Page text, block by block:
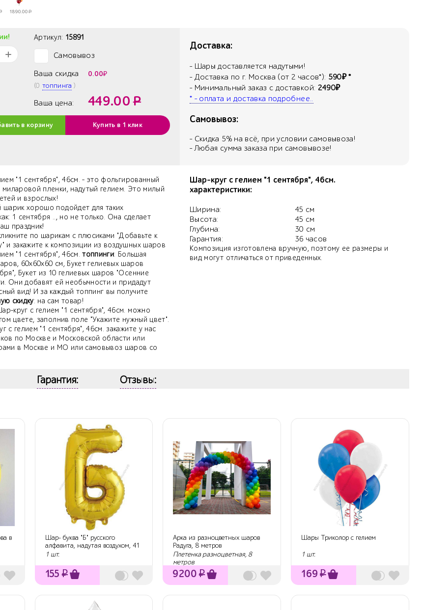
1890.00Р
Артикул: 15891
Самовывоз
Ваша скидка 0.00₽
(0 топпинга )
Ваша цена: 449.00 Р
в корзину Купить в 1 клик
Доставка:
- Шары доставляется надутыми!
- Доставка по г. Москва (от 2 часов*): 590₽ *
- Минимальный заказ с доставкой: 2490₽
* - оплата и доставка подробнее..
Самовывоз:
- Скидка 5% на всё, при условии самовывоза!
- Любая сумма заказа при самовывозе!
"1 сентября", 46см. - это фольгированный
пленки, надутый гелием. Это милый
и взрослых!
шарик хорошо подойдет для таких
1 сентября .., но не только. Она сделает
праздник!
по шарикам с плюсиками "Добавьте к
и закажите к композиции из воздушных шаров
"1 сентября", 46см.топпинги: Большая
60х60х60 см, Букет гелиевых шаров
Букет из 10 гелиевых шаров "Осенние
Они добавят ей необычности и придадут
вид! И за каждый топпинг вы получите
скидку: на сам товар!
круг с гелием "1 сентября", 46см. можно
цвете, заполнив поле "Укажите нужный цвет".
с гелием "1 сентября", 46см. закажите у нас
по Москве и Московской области или
в Москве и МО или самовывоз шаров со
Шар-круг с гелием "1 сентября", 46см.
характеристики:
Ширина:
Высота:
Глубина:
Гарантия:
45 см
45 см
30 см
36 часов
Композиция изготовлена вручную, поэтому ее размеры и
вид могут отличаться от приведенных.
Гарантия: Отзывы:
в
Шар- буква "Б" русского
алфавита, надутая воздухом, 41
см
1 шт.
155 ₽
Арка из разноцветных шаров
Радуга, 8 метров
Плетенка разноцветная, 8
метров
9200₽
Шары Триколор с гелием
1 шт.
169 ₽